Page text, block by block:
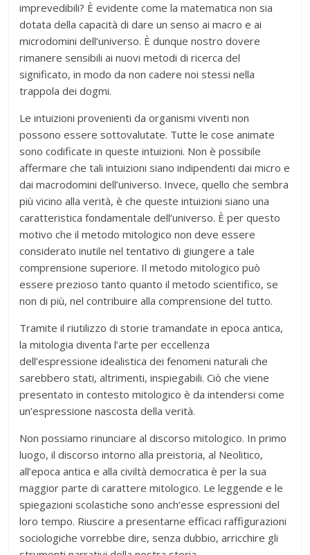
imprevedibili? È evidente come la matematica non sia
dotata della capacità di dare un senso ai macro e ai
microdomini dell’universo. È dunque nostro dovere
rimanere sensibili ai nuovi metodi di ricerca del
significato, in modo da non cadere noi stessi nella
trappola dei dogmi.
Le intuizioni provenienti da organismi viventi non
possono essere sottovalutate. Tutte le cose animate
sono codificate in queste intuizioni. Non è possibile
affermare che tali intuizioni siano indipendenti dai micro e
dai macrodomini dell’universo. Invece, quello che sembra
più vicino alla verità, è che queste intuizioni siano una
caratteristica fondamentale dell’universo. È per questo
motivo che il metodo mitologico non deve essere
considerato inutile nel tentativo di giungere a tale
comprensione superiore. Il metodo mitologico può
essere prezioso tanto quanto il metodo scientifico, se
non di più, nel contribuire alla comprensione del tutto.
Tramite il riutilizzo di storie tramandate in epoca antica,
la mitologia diventa l’arte per eccellenza
dell’espressione idealistica dei fenomeni naturali che
sarebbero stati, altrimenti, inspiegabili. Ciò che viene
presentato in contesto mitologico è da intendersi come
un’espressione nascosta della verità.
Non possiamo rinunciare al discorso mitologico. In primo
luogo, il discorso intorno alla preistoria, al Neolitico,
all’epoca antica e alla civiltà democratica è per la sua
maggior parte di carattere mitologico. Le leggende e le
spiegazioni scolastiche sono anch’esse espressioni del
loro tempo. Riuscire a presentarne efficaci raffigurazioni
sociologiche vorrebbe dire, senza dubbio, arricchire gli